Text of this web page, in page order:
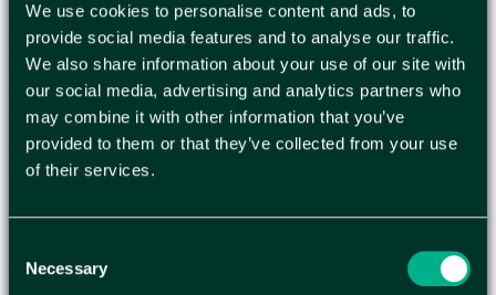
We use cookies to personalise content and ads, to
provide social media features and to analyse our traffic.
We also share information about your use of our site with
our social media, advertising and analytics partners who
may combine it with other information that you’ve
provided to them or that they’ve collected from your use
of their services.
Selection
Necessary
och varma färger i olika nyanser har Trophée-
papperet färger som passar alla dina
utskriftsbehov. Ge din presentation, affisch eller
ditt flygblad det där lilla extra. Dessutom
tillverkas papperet av FSC®-certifierad massa från
hållbara skogar. Trophée-papper ger enastående
bläckstråleskrivare och kopiatorer. - Ohålat -
Högkvalitativt färgpapper - Återförslutningsbar,
transparent förpackning - FSC®-certifierad -